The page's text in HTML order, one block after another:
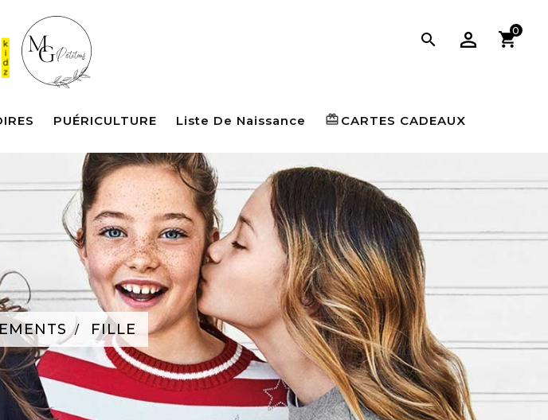
0

PUÉRICULTURE Liste De Naissance card_giftcard CARTES CADEAUX
FILLE